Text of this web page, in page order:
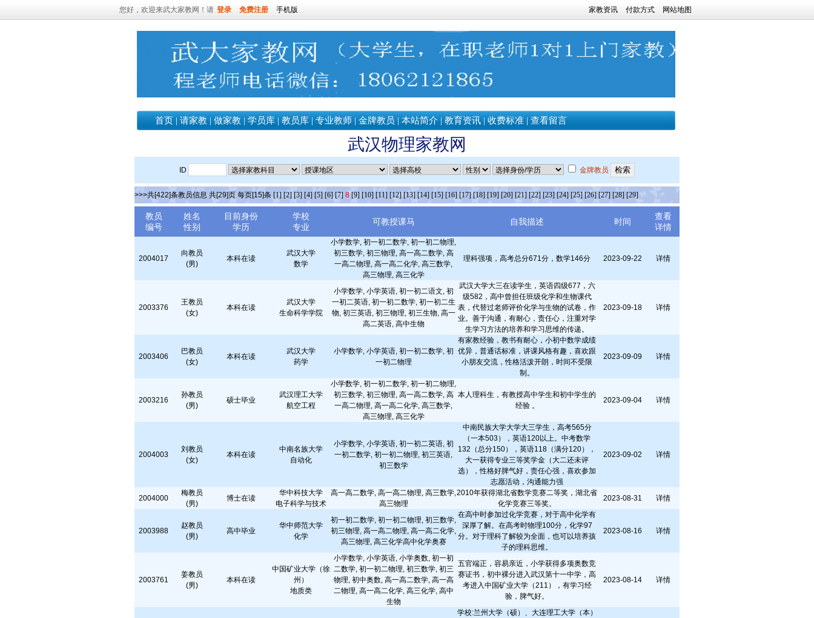
您好，欢迎来武大家教网！请 登录 免费注册 手机版 家教资讯 付款方式 网站地图
首页 | 请家教 | 做家教 | 学员库 | 教员库 | 专业教师 | 金牌教员 | 本站简介 | 教育资讯 | 收费标准 | 查看留言
武汉物理家教网
ID 金牌教员
>>>共[422]条教员信息 共[29]页 每页[15]条 [1] [2] [3] [4] [5] [6] [7] 8 [9] [10] [11] [12] [13] [14] [15] [16] [17] [18] [19] [20] [21] [22] [23] [24] [25] [26] [27] [28] [29]
教员
编号
姓名
性别
目前身份
学历
学校
专业
可教授课马 自我描述 时间
查看
详情
2004017
向教员
(男)
本科在读
武汉大学
数学
小学数学, 初一初二数学, 初一初二物理,
初三数学, 初三物理, 高一高二数学, 高
一高二物理, 高一高二化学, 高三数学,
高三物理, 高三化学
理科强项，高考总分671分，数学146分 2023-09-22 详情
2003376
王教员
(女)
本科在读
武汉大学
生命科学学院
小学数学, 小学英语, 初一初二语文, 初
一初二英语, 初一初二数学, 初一初二生
物, 初三英语, 初三物理, 初三生物, 高一
高二英语, 高中生物
武汉大学大三在读学生，英语四级677，六
级582，高中曾担任班级化学和生物课代
表，代替过老师评价化学与生物的试卷，作
业。善于沟通，有耐心，责任心，注重对学
生学习方法的培养和学习思维的传递。
2023-09-18 详情
2003406
巴教员
(女)
本科在读
武汉大学
药学
小学数学, 小学英语, 初一初二数学, 初
一初二物理
有家教经验，教书有耐心，小初中数学成绩
优异，普通话标准，讲课风格有趣，喜欢跟
小朋友交流，性格活泼开朗，时间不受限
制。
2023-09-09 详情
2003216
孙教员
(男)
硕士毕业
武汉理工大学
航空工程
小学数学, 初一初二数学, 初一初二物理,
初三数学, 初三物理, 高一高二数学, 高
一高二物理, 高一高二化学, 高三数学,
高三物理, 高三化学
本人理科生，有教授高中学生和初中学生的
经验 。
2023-09-04 详情
2004003
刘教员
(女)
本科在读
中南名族大学
自动化
小学数学, 小学英语, 初一初二英语, 初
一初二数学, 初一初二物理, 初三英语,
初三数学
中南民族大学大学大三学生，高考565分
（一本503），英语120以上。中考数学
132（总分150），英语118（满分120），
大一获得专业三等奖学金（大二还未评
选），性格好脾气好，责任心强，喜欢参加
志愿活动，沟通能力强
2023-09-02 详情
2004000
梅教员
(男)
博士在读
华中科技大学
电子科学与技术
高一高二数学, 高一高二物理, 高三数学,
高三物理
2010年获得湖北省数学竞赛二等奖，湖北省
化学竞赛三等奖。
2023-08-31 详情
2003988
赵教员
(男)
高中毕业
华中师范大学
化学
初一初二数学, 初一初二物理, 初三数学,
初三物理, 高一高二物理, 高一高二化学,
高三物理, 高三化学高中化学奥赛
在高中时参加过化学竞赛，对于高中化学有
深厚了解。在高考时物理100分，化学97
分。对于理科了解较为全面，也可以培养孩
子的理科思维。
2023-08-16 详情
2003761
姜教员
(男)
本科在读
中国矿业大学（徐
州）
地质类
小学数学, 小学英语, 小学奥数, 初一初
二数学, 初一初二物理, 初三数学, 初三
物理, 初中奥数, 高一高二数学, 高一高
二物理, 高一高二化学, 高三化学, 高中
生物
五官端正，容易亲近，小学获得多项奥数竞
赛证书，初中裸分进入武汉第十一中学，高
考进入中国矿业大学（211），有学习经
验，脾气好。
2023-08-14 详情
学校:兰州大学（硕）、大连理工大学（本）